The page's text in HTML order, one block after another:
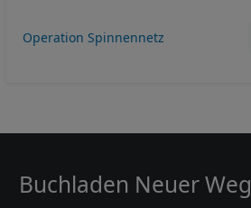
Operation Spinnennetz
Buchladen Neuer Weg